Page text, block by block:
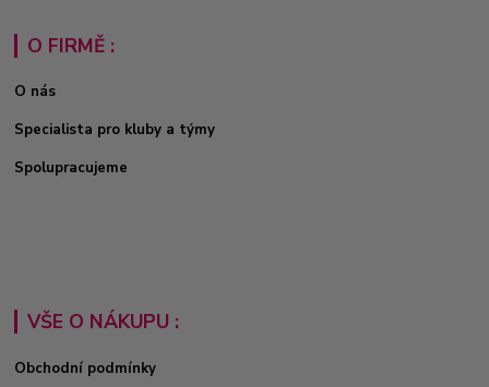
O FIRMĚ :
O nás
Specialista pro kluby a týmy
Spolupracujeme
VŠE O NÁKUPU :
Obchodní podmínky